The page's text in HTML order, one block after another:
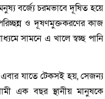
বর্জ্যে চরমভাবে দূষিত হয়ে
ও দূষণমুক্তকরণের কাজ
সামনে এ খালে স্বচ্ছ পানি
এবার যাতে টেকসই হয়, সেজন্য
এক বছর স্থানীয় মানুষকে